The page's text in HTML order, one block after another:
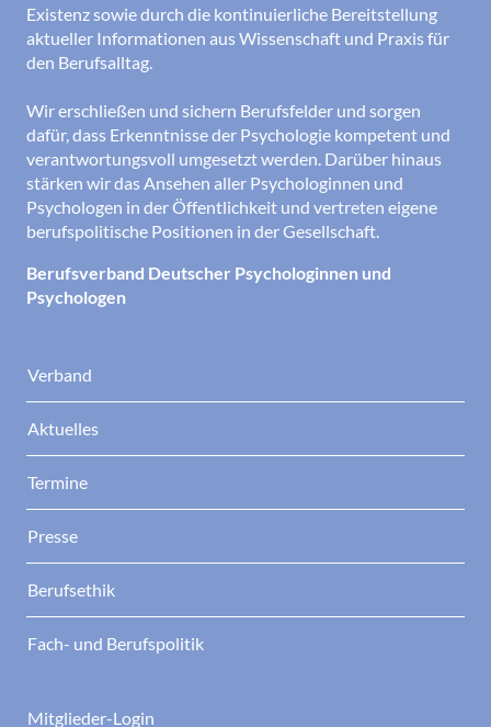
Existenz sowie durch die kontinuierliche Bereitstellung
aktueller Informationen aus Wissenschaft und Praxis für
den Berufsalltag.
Wir erschließen und sichern Berufsfelder und sorgen
dafür, dass Erkenntnisse der Psychologie kompetent und
verantwortungsvoll umgesetzt werden. Darüber hinaus
stärken wir das Ansehen aller Psychologinnen und
Psychologen in der Öffentlichkeit und vertreten eigene
berufspolitische Positionen in der Gesellschaft.
Berufsverband Deutscher Psychologinnen und
Psychologen
Verband
Aktuelles
Termine
Presse
Berufsethik
Fach- und Berufspolitik
Mitglieder-Login